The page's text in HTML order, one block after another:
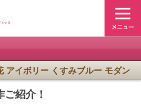
アイボリー くすみブルー モダン
ご紹介！